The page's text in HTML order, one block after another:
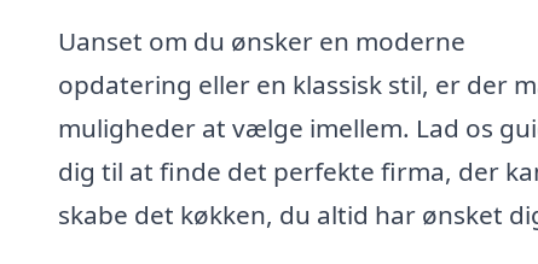
Uanset om du ønsker en moderne
opdatering eller en klassisk stil, er der
muligheder at vælge imellem. Lad os
dig til at finde det perfekte firma, der
skabe det køkken, du altid har ønsket